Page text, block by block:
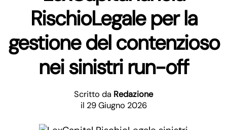
RischioLegale per la
gestione del contenzioso
nei sinistri run-off
Scritto da Redazione
il 29 Giugno 2026